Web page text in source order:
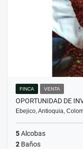
FINCA VENTA
OPORTUNIDAD DE
Ebejico, Antioquia,
5Alcobas
2 Baños